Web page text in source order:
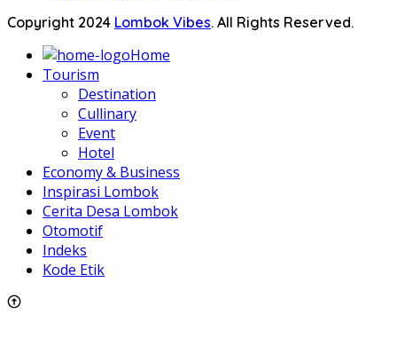
Copyright 2024 Lombok Vibes. All Rights Reserved.
Home
Tourism
Destination
Cullinary
Event
Hotel
Economy & Business
Inspirasi Lombok
Cerita Desa Lombok
Otomotif
Indeks
Kode Etik